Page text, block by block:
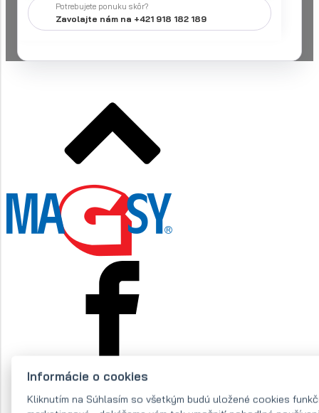
Informácie o cookies
Kliknutím na Súhlasím so všetkým budú uložené cookies
Potrebujete ponuku skôr?
Zavolajte nám na +421 918 182 189